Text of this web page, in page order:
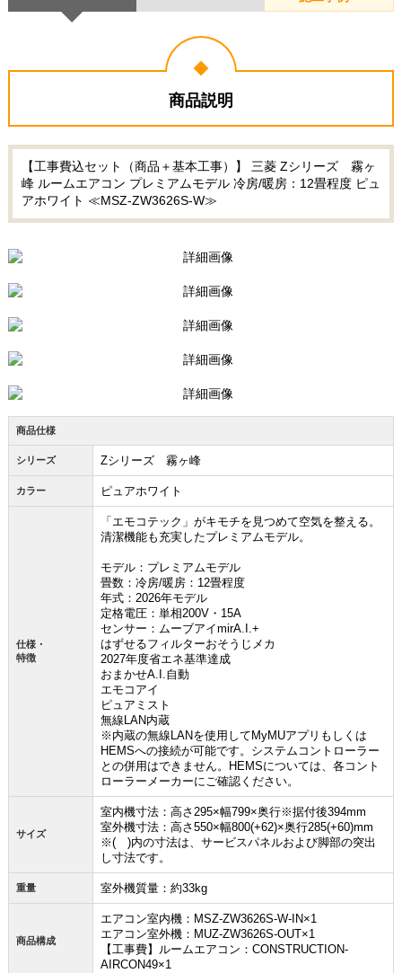
お買い物を続ける
商品説明
【工事費込セット（商品＋基本工事）】 三菱 Zシリーズ 霧ヶ
峰 ルームエアコン プレミアムモデル 冷房/暖房：12畳程度 ピュ
アホワイト ≪MSZ-ZW3626S-W≫
商品仕様
シリーズ Zシリーズ 霧ヶ峰
カラー ピュアホワイト
仕様・
特徴
「エモコテック」がキモチを見つめて空気を整える。
清潔機能も充実したプレミアムモデル。
モデル：プレミアムモデル
畳数：冷房/暖房：12畳程度
年式：2026年モデル
定格電圧：単相200V・15A
センサー：ムーブアイmirA.I.+
はずせるフィルターおそうじメカ
2027年度省エネ基準達成
おまかせA.I.自動
エモコアイ
ピュアミスト
無線LAN内蔵
※内蔵の無線LANを使用してMyMUアプリもしくは
HEMSへの接続が可能です。システムコントローラー
との併用はできません。HEMSについては、各コント
ローラーメーカーにご確認ください。
サイズ
室内機寸法：高さ295×幅799×奥行※据付後394mm
室外機寸法：高さ550×幅800(+62)×奥行285(+60)mm
※( )内の寸法は、サービスパネルおよび脚部の突出
し寸法です。
重量 室外機質量：約33kg
商品構成
エアコン室内機：MSZ-ZW3626S-W-IN×1
エアコン室外機：MUZ-ZW3626S-OUT×1
【工事費】ルームエアコン：CONSTRUCTION-
AIRCON49×1